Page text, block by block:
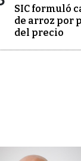
SIC formuló
de arroz por
del precio